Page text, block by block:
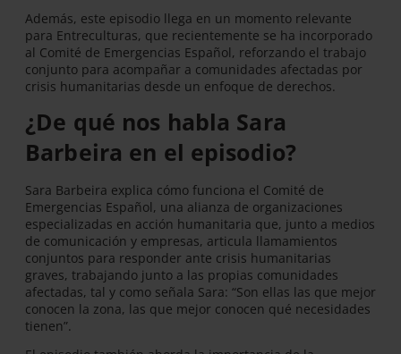
Además, este episodio llega en un momento relevante
para Entreculturas, que recientemente se ha incorporado
al Comité de Emergencias Español, reforzando el trabajo
conjunto para acompañar a comunidades afectadas por
crisis humanitarias desde un enfoque de derechos.
¿De qué nos habla Sara
Barbeira en el episodio?
Sara Barbeira explica cómo funciona el Comité de
Emergencias Español, una alianza de organizaciones
especializadas en acción humanitaria que, junto a medios
de comunicación y empresas, articula llamamientos
conjuntos para responder ante crisis humanitarias
graves, trabajando junto a las propias comunidades
afectadas, tal y como señala Sara: “Son ellas las que mejor
conocen la zona, las que mejor conocen qué necesidades
tienen”.